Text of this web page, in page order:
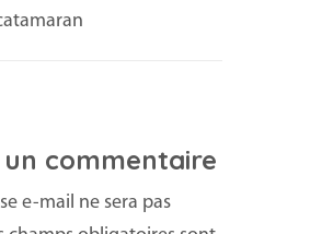
un commentaire
e-mail ne sera pas